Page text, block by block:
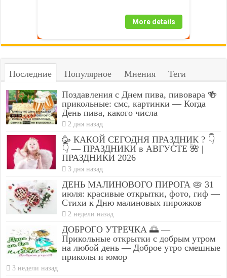
More details
Последние Популярное Мнения Теги
Поздавления с Днем пива, пивовара 🍻
прикольные: смс, картинки — Когда
День пива, какого числа
2 дня назад
🥳 КАКОЙ СЕГОДНЯ ПРАЗДНИК ? 👇
👇 — ПРАЗДНИКИ в АВГУСТЕ 🌺 |
ПРАЗДНИКИ 2026
3 дня назад
ДЕНЬ МАЛИНОВОГО ПИРОГА 🥧 31
июля: красивые открытки, фото, гиф —
Стихи к Дню малиновых пирожков
2 недели назад
ДОБРОГО УТРЕЧКА 🌅 —
Прикольные открытки с добрым утром
на любой день — Доброе утро смешные
приколы и юмор
3 недели назад